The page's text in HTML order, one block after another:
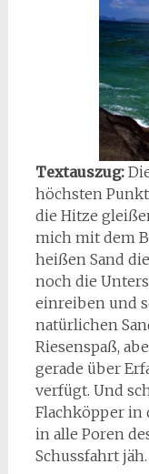
Textauszug:
höchsten
die Hitze
mich mit dem
heißen Sand
noch die
einreiben und
natürlichen
Riesenspaß,
gerade über
verfügt. Und
Flachköpper in
in alle Poren
Schussfahrt